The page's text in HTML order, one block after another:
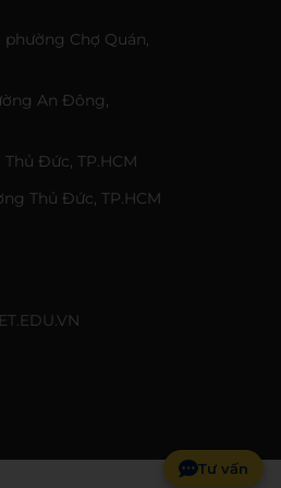
phường Chợ Quán,
An Đông,
Đức, TP.HCM
Thủ Đức, TP.HCM
Tư vấn